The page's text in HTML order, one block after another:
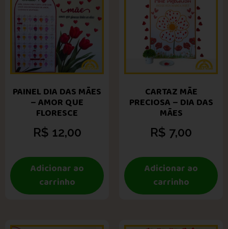
PAINEL DIA DAS MÃES
– AMOR QUE
FLORESCE
R$ 12,00
Adicionar ao
carrinho
CARTAZ MÃE
PRECIOSA – DIA DAS
MÃES
R$ 7,00
Adicionar ao
carrinho